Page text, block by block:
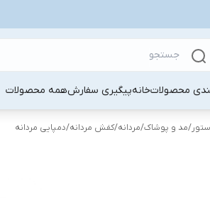
محصولاتخانهپیگیری سفارشهمه محصولات
/مد و پوشاک/مردانه/کفش مردانه/دمپایی مردانه